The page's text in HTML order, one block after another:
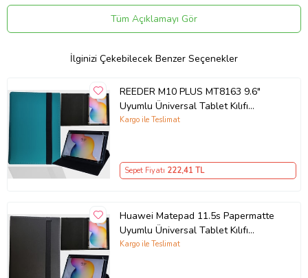
kcm94239836Tüm Açıklamayı Gör
İlginizi Çekebilecek Benzer Seçenekler
REEDER M10 PLUS MT8163 9.6"
Uyumlu Üniversal Tablet Kılıfı
(Turkuaz)
Kargo ile Teslimat
Sepet Fiyatı 222,41 TL
Huawei Matepad 11.5s Papermatte
Uyumlu Üniversal Tablet Kılıfı
(Siyah)
Kargo ile Teslimat